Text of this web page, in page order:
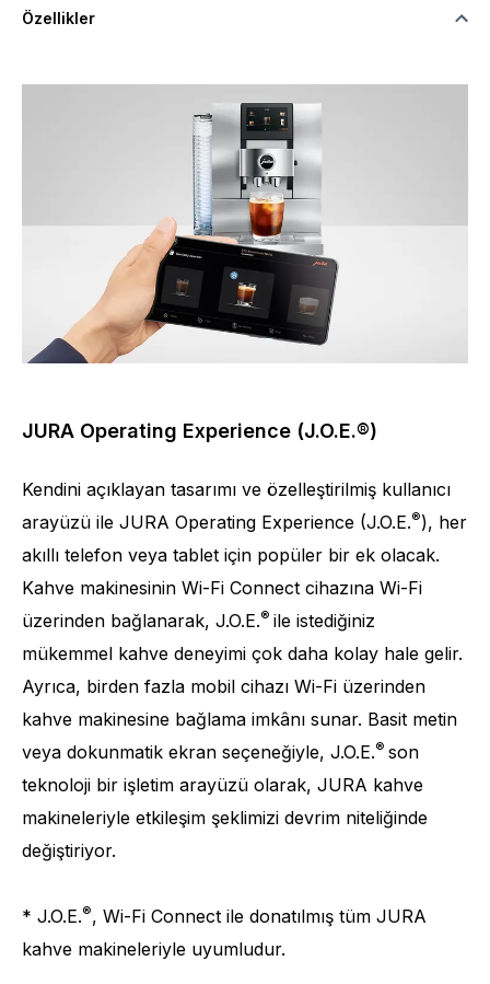
Özellikler
JURA Operating Experience (J.O.E.®)
Kendini açıklayan tasarımı ve özelleştirilmiş kullanıcı
arayüzü ile JURA Operating Experience (J.O.E.®), her
akıllı telefon veya tablet için popüler bir ek olacak.
Kahve makinesinin Wi-Fi Connect cihazına Wi-Fi
üzerinden bağlanarak, J.O.E.® ile istediğiniz
mükemmel kahve deneyimi çok daha kolay hale gelir.
Ayrıca, birden fazla mobil cihazı Wi-Fi üzerinden
kahve makinesine bağlama imkânı sunar. Basit metin
veya dokunmatik ekran seçeneğiyle, J.O.E.® son
teknoloji bir işletim arayüzü olarak, JURA kahve
makineleriyle etkileşim şeklimizi devrim niteliğinde
değiştiriyor.
* J.O.E.®, Wi-Fi Connect ile donatılmış tüm JURA
kahve makineleriyle uyumludur.